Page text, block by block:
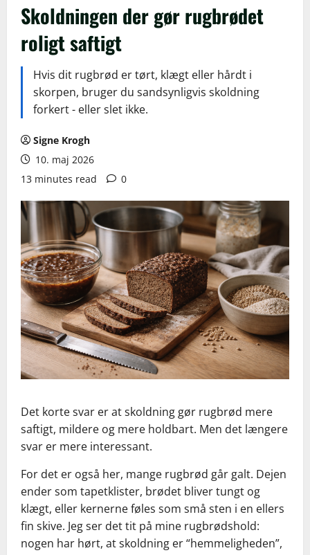
Skoldningen der gør rugbrødet
roligt saftigt
Hvis dit rugbrød er tørt, klægt eller hårdt i
skorpen, bruger du sandsynligvis skoldning
forkert - eller slet ikke.
Signe Krogh
10. maj 2026
13 minutes read
0
Det korte svar er at skoldning gør rugbrød mere
saftigt, mildere og mere holdbart. Men det længere
svar er mere interessant.
For det er også her, mange rugbrød går galt. Dejen
ender som tapetklister, brødet bliver tungt og
klægt, eller kernerne føles som små sten i en ellers
fin skive. Jeg ser det tit på mine rugbrødshold:
nogen har hørt, at skoldning er “hemmeligheden”,